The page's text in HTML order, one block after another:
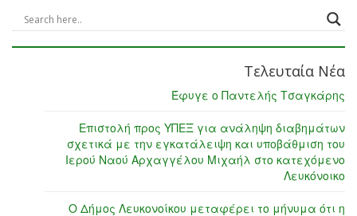
Τελευταία Νέα
Έφυγε ο Παντελής Τσαγκάρης
Επιστολή προς ΥΠΕΞ για ανάληψη διαβημάτων
σχετικά με την εγκατάλειψη και υποβάθμιση του
Ιερού Ναού Αρχαγγέλου Μιχαήλ στο κατεχόμενο
Λευκόνοικο
Ο Δήμος Λευκονοίκου μεταφέρει το μήνυμα ότι η